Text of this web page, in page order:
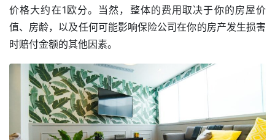
价格大约在1欧分。当然，整体的费用取决于你的房屋价
值、房龄，以及任何可能影响保险公司在你的房产发生损害
时赔付金额的其他因素。